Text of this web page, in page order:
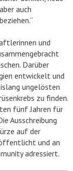
auch
und
Darüber
entwickelt und
ungelösten
zu finden.
fünf Jahren für
Ausschreibung
auf der
und an
adressiert.